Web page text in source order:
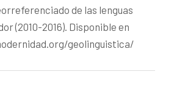
de las lenguas
(2010-2016). Disponible en
geolinguistica/